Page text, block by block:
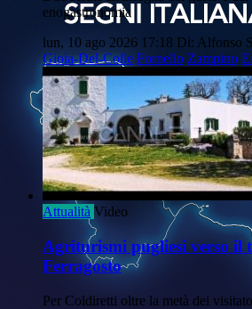
enogastronomia
lun, 10 ago 2026 17:18 Di: Alfonso
Gioia-Del-Colle Fornello Zampino
Attualità Video
Agriturismi pugliesi verso il
Ferragosto
Per Coldiretti oltre la metà dei